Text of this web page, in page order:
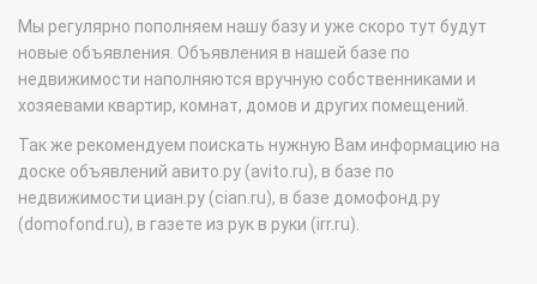
Мы регулярно пополняем нашу базу и уже скоро тут будут
новые объявления. Объявления в нашей базе по
недвижимости наполняются вручную собственниками и
хозяевами квартир, комнат, домов и других помещений.
Так же рекомендуем поискать нужную Вам информацию на
доске объявлений авито.ру (avito.ru), в базе по
недвижимости циан.ру (cian.ru), в базе домофонд.ру
(domofond.ru), в газете из рук в руки (irr.ru).